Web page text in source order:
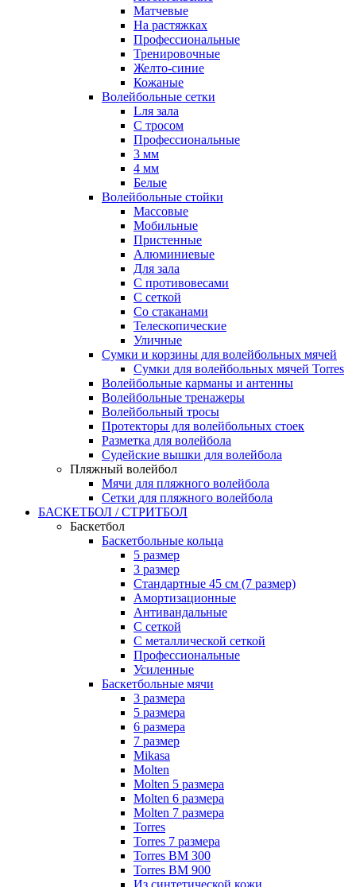
Матчевые
На растяжках
Профессиональные
Тренировочные
Желто-синие
Кожаные
Волейбольные сетки
Lля зала
C тросом
Профессиональные
3 мм
4 мм
Белые
Волейбольные стойки
Массовые
Мобильные
Пристенные
Алюминиевые
Для зала
С противовесами
С сеткой
Со стаканами
Телескопические
Уличные
Сумки и корзины для волейбольных мячей
Сумки для волейбольных мячей Torres
Волейбольные карманы и антенны
Волейбольные тренажеры
Волейбольный тросы
Протекторы для волейбольных стоек
Разметка для волейбола
Судейские вышки для волейбола
Пляжный волейбол
Мячи для пляжного волейбола
Сетки для пляжного волейбола
БАСКЕТБОЛ / СТРИТБОЛ
Баскетбол
Баскетбольные кольца
5 размер
3 размер
Стандартные 45 см (7 размер)
Амортизационные
Антивандальные
С сеткой
С металлической сеткой
Профессиональные
Усиленные
Баскетбольные мячи
3 размера
5 размера
6 размера
7 размер
Mikasa
Molten
Molten 5 размера
Molten 6 размера
Molten 7 размера
Torres
Torres 7 размера
Torres BM 300
Torres BM 900
Из синтетической кожи